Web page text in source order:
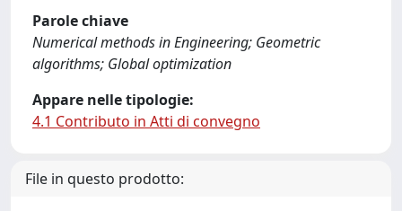
Parole chiave
Numerical methods in Engineering; Geometric
algorithms; Global optimization
Appare nelle tipologie:
4.1 Contributo in Atti di convegno
File in questo prodotto: